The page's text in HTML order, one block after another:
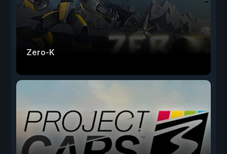
Zero-K